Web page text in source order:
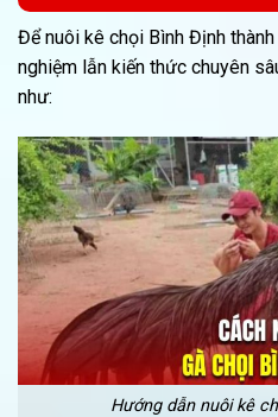
Để nuôi kê chọi Bình Định
nghiệm lẫn kiến thức chuyên
như:
Hướng dẫn nuôi kê